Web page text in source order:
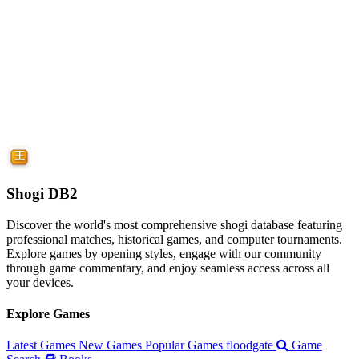
Shogi DB2
Discover the world's most comprehensive shogi database featuring
professional matches, historical games, and computer tournaments.
Explore games by opening styles, engage with our community
through game commentary, and enjoy seamless access across all
your devices.
Explore Games
Latest Games New Games Popular Games floodgate
Game